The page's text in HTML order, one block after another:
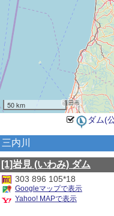
50 km
三内川
[1]岩見 (いわみ) ダム
303 896 105*18
Googleマップで表示
Yahoo! MAPで表示